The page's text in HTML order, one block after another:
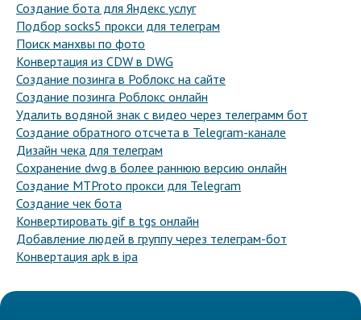
Создание бота для Яндекс услуг
Подбор socks5 прокси для телеграм
Поиск манхвы по фото
Конвертация из CDW в DWG
Создание позинга в Роблокс на сайте
Создание позинга Роблокс онлайн
Удалить водяной знак с видео через телеграмм бот
Создание обратного отсчета в Telegram-канале
Дизайн чека для телеграм
Сохранение dwg в более раннюю версию онлайн
Создание MTProto прокси для Telegram
Создание чек бота
Конвертировать gif в tgs онлайн
Добавление людей в группу через телеграм-бот
Конвертация apk в ipa